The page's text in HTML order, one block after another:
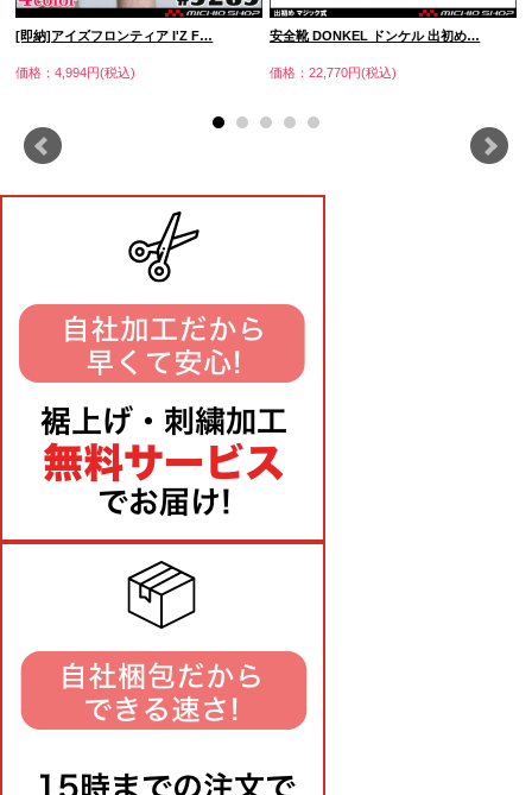
[即納]アイズフロンティア I'Z F…
価格：4,994円(税込)
安全靴 DONKEL ドンケル 出初め…
価格：22,770円(税込)